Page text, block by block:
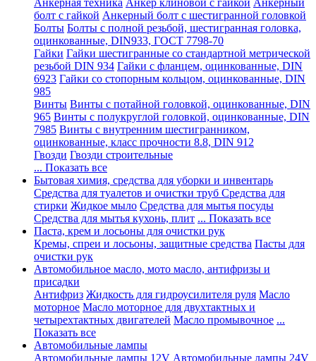
Анкерная техника Анкер клиновой с гайкой Анкерный
болт с гайкой Анкерный болт с шестигранной головкой
Болты Болты с полной резьбой, шестигранная головка,
оцинкованные, DIN933, ГОСТ 7798-70
Гайки Гайки шестигранные со стандартной метрической
резьбой DIN 934 Гайки с фланцем, оцинкованные, DIN
6923 Гайки со стопорным кольцом, оцинкованные, DIN
985
Винты Винты с потайной головкой, оцинкованные, DIN
965 Винты с полукруглой головкой, оцинкованные, DIN
7985 Винты с внутренним шестигранником,
оцинкованные, класс прочности 8.8, DIN 912
Гвозди Гвозди строительные
... Показать все
Бытовая химия, средства для уборки и инвентарь
Средства для туалетов и очистки труб Средства для
стирки Жидкое мыло Средства для мытья посуды
Средства для мытья кухонь, плит ... Показать все
Паста, крем и лосьоны для очистки рук
Кремы, спреи и лосьоны, защитные средства Пасты для
очистки рук
Автомобильное масло, мото масло, антифризы и
присадки
Антифриз Жидкость для гидроусилителя руля Масло
моторное Масло моторное для двухтактных и
четырехтактных двигателей Масло промывочное ...
Показать все
Автомобильные лампы
Автомобильные лампы 12V Автомобильные лампы 24V